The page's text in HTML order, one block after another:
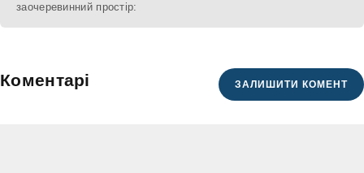
заочеревинний простір:
Коментарі ЗАЛИШИТИ КОМЕНТ